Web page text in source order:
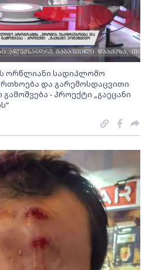
ორწლიანი სადიპლომო
და გარემოსდაცვითი
- პროექტი „გაეცანი